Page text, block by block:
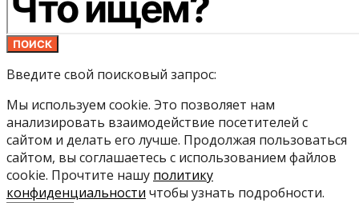
ПОИСК
Введите свой поисковый запрос:
Мы используем cookie. Это позволяет нам
анализировать взаимодействие посетителей с
сайтом и делать его лучше. Продолжая пользоваться
сайтом, вы соглашаетесь с использованием файлов
cookie. Прочтите нашу политику
конфиденциальности чтобы узнать подробности.